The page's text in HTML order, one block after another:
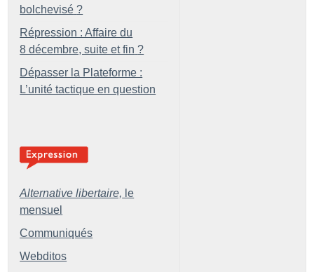
bolchevisé ?
Répression : Affaire du
8 décembre, suite et fin ?
Dépasser la Plateforme :
L’unité tactique en question
Alternative libertaire, le
mensuel
Communiqués
Webditos